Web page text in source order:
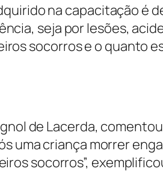
na capacitação é
seja por lesões,
socorros e o quanto
de Lacerda,
uma criança morrer
socorros”,